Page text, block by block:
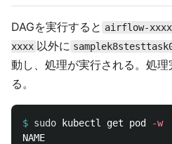
DAGを実行すると airflow-xxxx
xxxx 以外に
動し、処理が実行される。処
る。
$ sudo kubectl get pod
-w
NAME